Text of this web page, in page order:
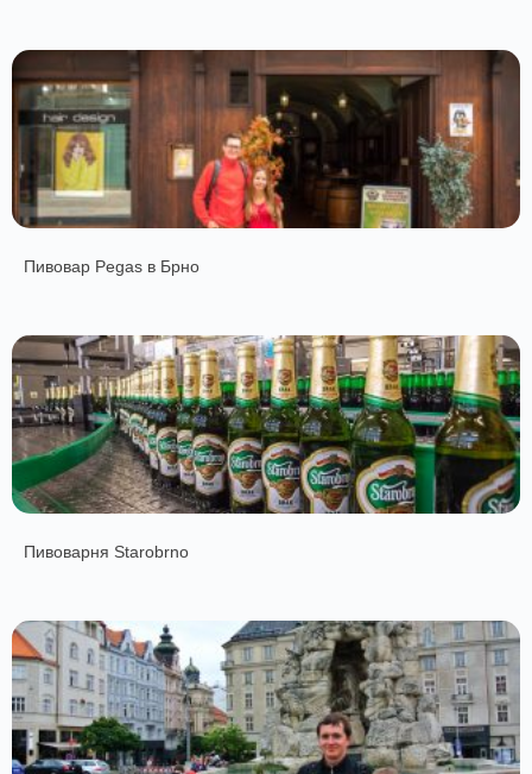
Пивовар Pegas в Брно
Пивоварня Starobrno